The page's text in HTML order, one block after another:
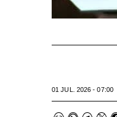
01 JUL. 2026 - 07:00